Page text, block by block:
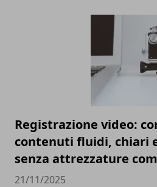
Registrazione video:
contenuti fluidi, chiari
senza attrezzature
21/11/2025